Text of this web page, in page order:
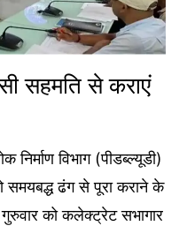
सहमति से कराएं
निर्माण विभाग (पीडब्ल्यूडी)
समयबद्ध ढंग से पूरा कराने के
को कलेक्ट्रेट सभागार